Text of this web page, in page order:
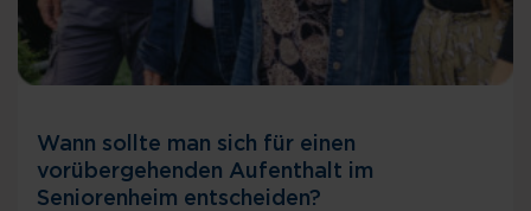
Wann sollte man sich für einen
vorübergehenden Aufenthalt im
Seniorenheim entscheiden?